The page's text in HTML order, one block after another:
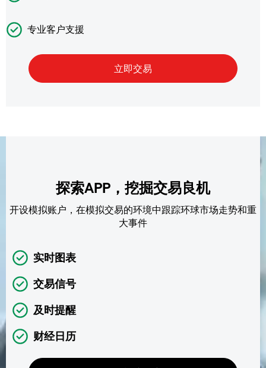
专业客户支援
探索APP，挖掘交易良机
开设模拟账户，在模拟交易的环境中跟踪环球市场走势和重
大事件
实时图表
交易信号
及时提醒
财经日历